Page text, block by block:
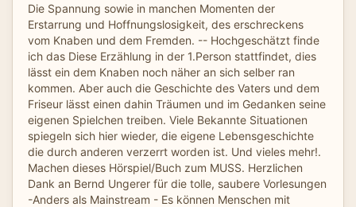
Die Spannung sowie in manchen Momenten der
Erstarrung und Hoffnungslosigkeit, des erschreckens
vom Knaben und dem Fremden. -- Hochgeschätzt finde
ich das Diese Erzählung in der 1.Person stattfindet, dies
lässt ein dem Knaben noch näher an sich selber ran
kommen. Aber auch die Geschichte des Vaters und dem
Friseur lässt einen dahin Träumen und im Gedanken seine
eigenen Spielchen treiben. Viele Bekannte Situationen
spiegeln sich hier wieder, die eigene Lebensgeschichte
die durch anderen verzerrt worden ist. Und vieles mehr!.
Machen dieses Hörspiel/Buch zum MUSS. Herzlichen
Dank an Bernd Ungerer für die tolle, saubere Vorlesungen
-Anders als Mainstream - Es können Menschen mit